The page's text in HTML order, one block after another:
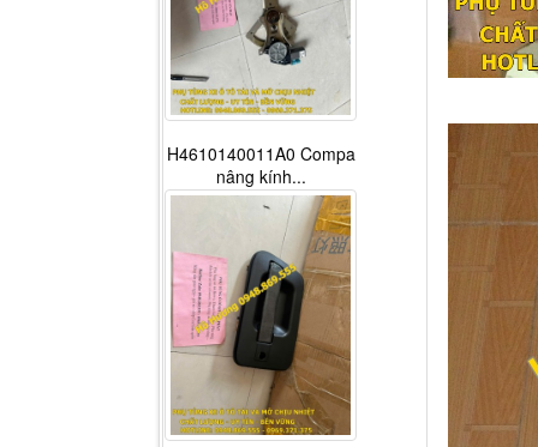
H4610140011A0 Compa
nâng kính...